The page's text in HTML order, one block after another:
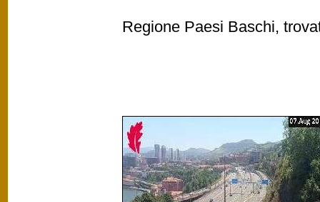
Regione Paesi Baschi,